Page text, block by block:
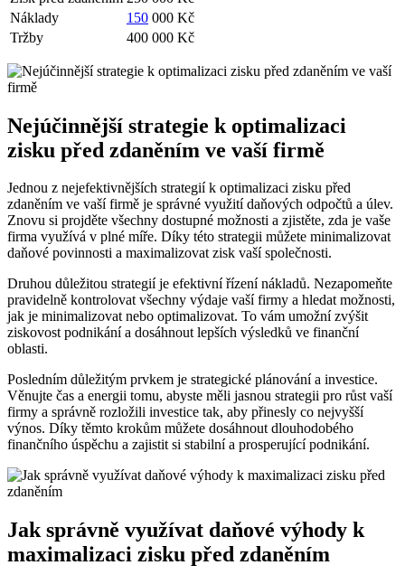
Náklady
150 000 Kč
Tržby
400 000 Kč
Nejúčinnější strategie k optimalizaci
zisku před zdaněním ve vaší firmě
Jednou z nejefektivnějších strategií k optimalizaci zisku před
zdaněním ve vaší firmě je správné využití daňových odpočtů a úlev.
Znovu si projděte všechny dostupné možnosti a zjistěte, zda je vaše
firma využívá v plné míře. Díky této strategii můžete minimalizovat
daňové povinnosti a maximalizovat zisk vaší společnosti.
Druhou důležitou strategií je efektivní řízení nákladů. Nezapomeňte
pravidelně kontrolovat všechny výdaje vaší firmy a hledat možnosti,
jak je minimalizovat nebo optimalizovat. To vám umožní zvýšit
ziskovost podnikání a dosáhnout lepších výsledků ve finanční
oblasti.
Posledním důležitým prvkem je strategické plánování a investice.
Věnujte čas a energii tomu, abyste měli jasnou strategii pro růst vaší
firmy a správně rozložili investice tak, aby přinesly co nejvyšší
výnos. Díky těmto krokům můžete dosáhnout dlouhodobého
finančního úspěchu a zajistit si stabilní a prosperující podnikání.
Jak správně využívat daňové výhody k
maximalizaci zisku před zdaněním